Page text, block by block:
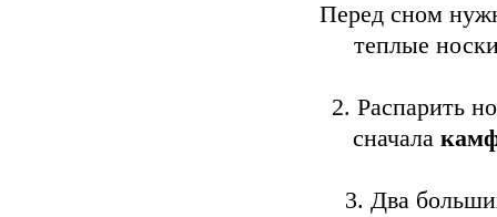
Перед сном
теплые
2. Распарить
сначала
3. Два